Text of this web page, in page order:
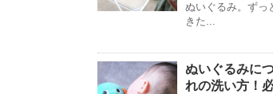
ぬいぐるみ。ずっ
きた...
ぬいぐるみに
れの洗い方！